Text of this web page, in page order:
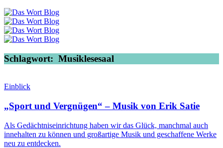
Schlagwort: Musiklesesaal
Einblick
„Sport und Vergnügen“ – Musik von Erik Satie
Als Gedächtniseinrichtung haben wir das Glück, manchmal auch
innehalten zu können und großartige Musik und geschaffene Werke
neu zu entdecken.